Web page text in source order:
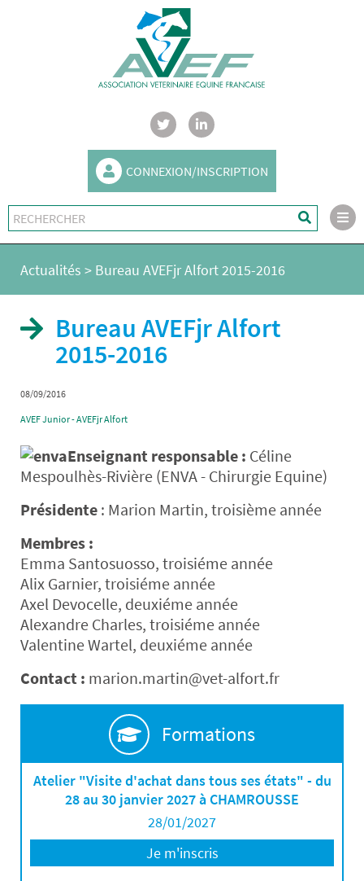
CONNEXION/INSCRIPTION
Actualités > Bureau AVEFjr Alfort 2015-2016
Bureau AVEFjr Alfort
2015-2016
08/09/2016
AVEF Junior - AVEFjr Alfort
Enseignant responsable : Céline
Mespoulhès-Rivière (ENVA - Chirurgie Equine)
Présidente : Marion Martin, troisième année
Membres :
Emma Santosuosso, troisiéme année
Alix Garnier, troisiéme année
Axel Devocelle, deuxiéme année
Alexandre Charles, troisiéme année
Valentine Wartel, deuxiéme année
Contact : marion.martin@vet-alfort.fr
Formations
Atelier "Visite d'achat dans tous ses états" - du
28 au 30 janvier 2027 à CHAMROUSSE
28/01/2027
Je m'inscris